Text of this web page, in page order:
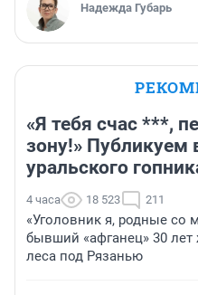
Надежда Губарь
«Я тебя счас ***,
зону!» Публикуем
уральского
4 часа 18 523 211
«Уголовник я, родные со
бывший «афганец» 30
леса под Рязанью